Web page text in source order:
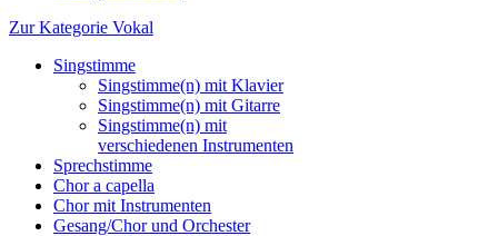
Zur Kategorie Vokal
Singstimme
Singstimme(n) mit Klavier
Singstimme(n) mit Gitarre
Singstimme(n) mit
verschiedenen Instrumenten
Sprechstimme
Chor a capella
Chor mit Instrumenten
Gesang/Chor und Orchester